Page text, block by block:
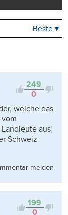
Beste ▾
249
0
welche das
aus
Schweiz
melden
199
0